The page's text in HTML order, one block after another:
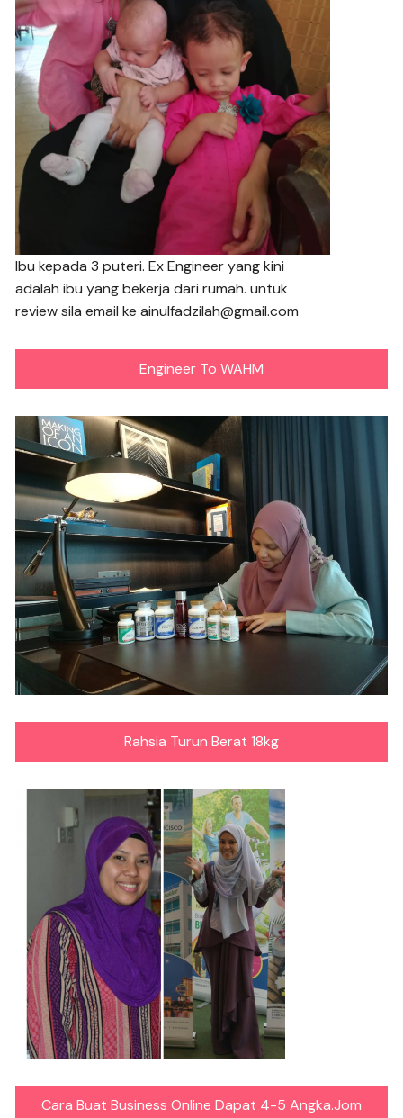
Ibu kepada 3 puteri. Ex Engineer yang kini
adalah ibu yang bekerja dari rumah. untuk
review sila email ke ainulfadzilah@gmail.com
Engineer To WAHM
Rahsia Turun Berat 18kg
Cara Buat Business Online Dapat 4-5 Angka.Jom